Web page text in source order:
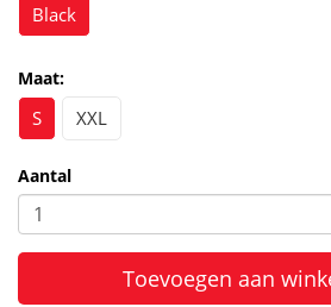
Black
Maat:
S XXL
Aantal
Toevoegen aan